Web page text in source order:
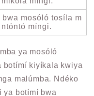
mosóló tosíla m
míngi.
ya mosóló
botímí kiyíkala kwiya
malúmba. Ndéko
ya botímí bwa